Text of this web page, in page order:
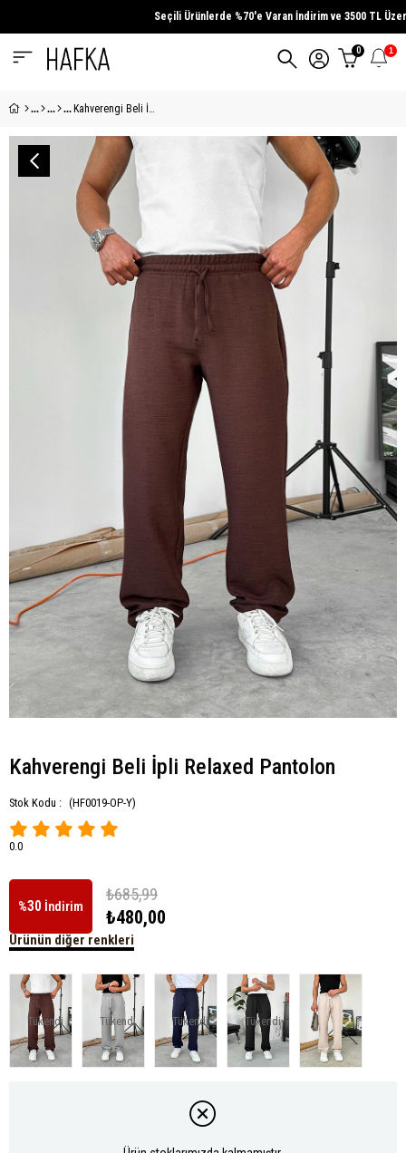
Seçili Ürünlerde%70'e Varan İndirim ve3500 TL Üzeri
0 1
Kahverengi Beli İpli Relaxed Pantolon
Kahverengi Beli İpli Relaxed Pantolon
Stok Kodu : (HF0019-OP-Y)
0.0
%30 İndirim
₺685,99
₺480,00
Ürünün diğer renkleri
Tükendi Tükendi Tükendi Tükendi